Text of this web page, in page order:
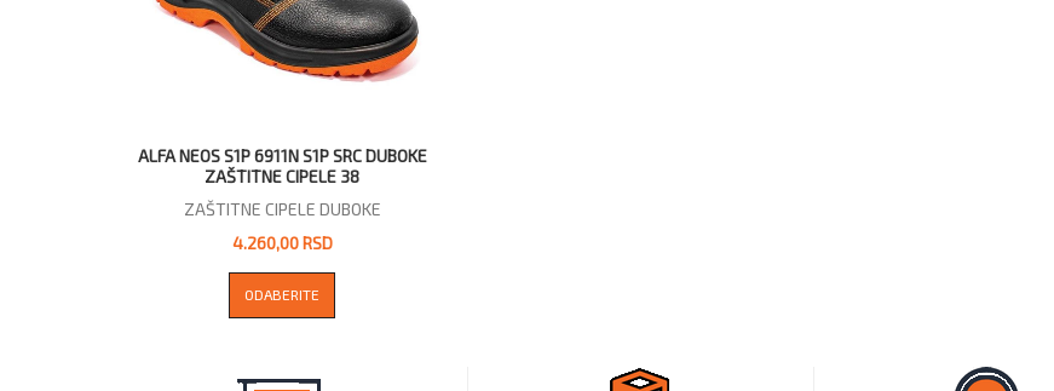
ALFA NEOS S1P 6911N S1P SRC DUBOKE
ZAŠTITNE CIPELE 38
ZAŠTITNE CIPELE DUBOKE
4.260,00 RSD
ODABERITE